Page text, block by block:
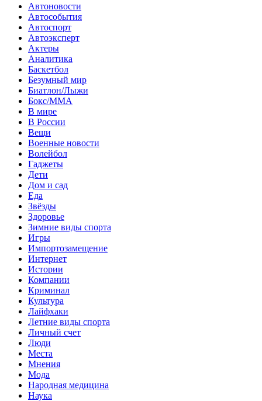
Автоновости
Автособытия
Автоспорт
Автоэксперт
Актеры
Аналитика
Баскетбол
Безумный мир
Биатлон/Лыжи
Бокс/MMA
В мире
В России
Вещи
Военные новости
Волейбол
Гаджеты
Дети
Дом и сад
Еда
Звёзды
Здоровье
Зимние виды спорта
Игры
Импортозамещение
Интернет
Истории
Компании
Криминал
Культура
Лайфхаки
Летние виды спорта
Личный счет
Люди
Места
Мнения
Мода
Народная медицина
Наука